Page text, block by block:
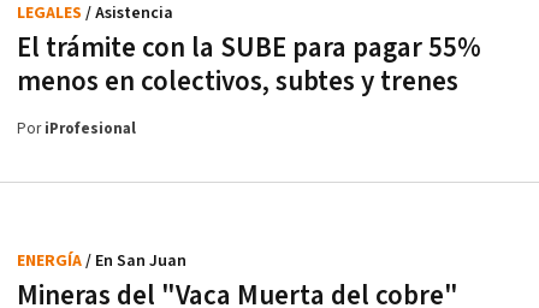
El trámite con la SUBE para pagar 55%
menos en colectivos, subtes y trenes
LEGALES / Asistencia
PoriProfesional
Mineras del "Vaca Muerta del cobre"
ENERGÍA/ En San Juan